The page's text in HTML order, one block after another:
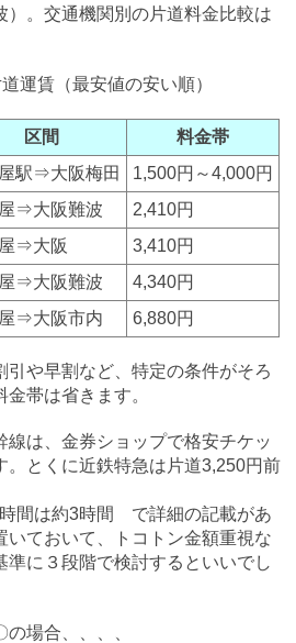
）。交通機関別の片道料金比較は
運賃（最安値の安い順）
区間
料金帯
駅⇒大阪梅田
1,500円～4,000円
⇒大阪難波
2,410円
⇒大阪
3,410円
⇒大阪難波
4,340円
⇒大阪市内 6,880円
や早割など、特定の条件がそろ
帯は省きます。
線は、金券ショップで格安チケッ
。とくに近鉄特急は片道3,250円前
間は約3時間 で詳細の記載があ
いておいて、トコトン金額重視な
準に３段階で検討するといいでし
場合、、、、